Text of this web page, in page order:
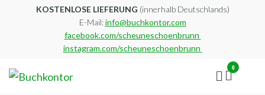
KOSTENLOSE LIEFERUNG (innerhalb Deutschlands)
E-Mail:info@buchkontor.com
facebook.com/scheuneschoenbrunn
instagram.com/scheuneschoenbrunn
0